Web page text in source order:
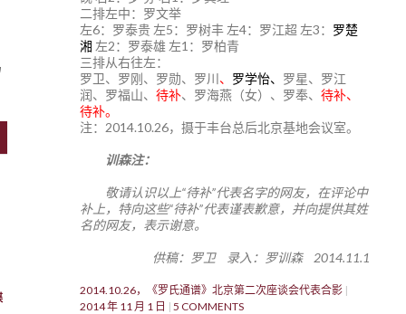
二排左中：罗文举
左6：罗泰贵 左5：罗树丰 左4：罗江超 左3： 罗楚
湘 左2：罗泰雄 左1：罗柏青
三排从右往左：
罗卫、罗刚、罗勋、罗川、 罗学怡、 罗星、罗江
润、罗福山、 待补、罗海燕（女）、罗奉、 待补、
待补。
注：2014.10.26，摄于丰台总后北京基地会议室。
训森注：
敬请认识以上“待补”代表名字的网友，在评论中
补上，特向这些“待补”代表谨表歉意，并向提供其姓
名的网友，表示谢意。
供稿：罗卫 录入：罗训森 2014.11.1
2014.10.26，《罗氏通谱》北京第二次座谈会代表合影
2014 年 11 月 1 日
5 COMMENTS